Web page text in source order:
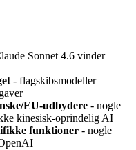
Sonnet 4.6 vinder
- flagskibsmodeller
EU-udbydere - nogle
kinesisk-oprindelig AI
funktioner - nogle